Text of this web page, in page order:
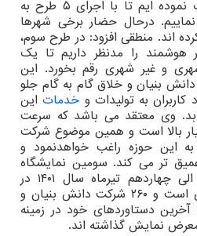
هزار نفر جمعیت را انتخاب نموده ایم تا با اجرای ۵ طرح به
درحال حضار برخی شهرها
اند. منطقی افزود: در طرح سوم،
را مدنظر داریم تا یک
و غیر شهری رقم بخورد. این
بنیان و خلاق گام به گام جلو
به تولیدات و خدماتاین
وی معتقد می باشد که سرعت
بالا است و همین موضوع شرکت
این حوزه راغب خواهدنمود و
تر می کند. سومین نمایشگاه
شهر هوشمند از دوازدهم الی چهاردهم تیرماه سال ۱۴۰۱ در
مصلی تهران درحال برگزاری است و ۲۶۰ شرکت دانش بنیان و
دستاوردهای خود در زمینه
نمایش گذاشته اند.